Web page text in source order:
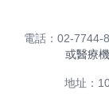
電話：02-7744-
或醫療
地址：